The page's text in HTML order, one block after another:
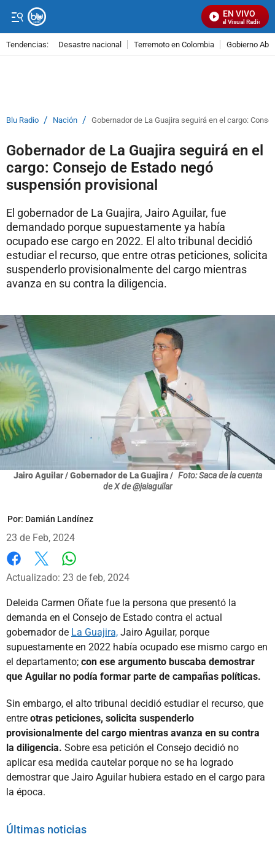
EN VIVO
Señal Visual Radio
Tendencias: Desastre nacional Terremoto en Colombia Gobierno
Blu Radio / Nación / Gobernador de La Guajira seguirá en el cargo:
Gobernador de La Guajira seguirá en el
cargo: Consejo de Estado negó
suspensión provisional
El gobernador de La Guajira, Jairo Aguilar, fue
demandado porque supuestamente ya había
ocupado ese cargo en 2022. El alto tribunal decidió
estudiar el recurso, que entre otras peticiones, solicita
suspenderlo provisionalmente del cargo mientras
avanza en su contra la diligencia.
Jairo Aguilar / Gobernador de La Guajira / Foto: Saca de la cuenta
de X de @jaiaguilar
Por: Damián Landínez
23 de Feb, 2024
Facebook
X
Actualizado: 23 de feb, 2024
Deleida Carmen Oñate fue la persona que presentó la
demanda en el Consejo de Estado contra el actual
gobernador de La Guajira, Jairo Aguilar, porque
supuestamente en 2022 había ocupado ese mismo cargo en
el departamento; con ese argumento buscaba demostrar
que Aguilar no podía formar parte de campañas políticas.
Sin embargo, el alto tribunal decidió estudiar el recurso, que
entre otras peticiones, solicita suspenderlo
provisionalmente del cargo mientras avanza en su contra
la diligencia. Sobre esa petición el Consejo decidió no
aplicar esa medida cautelar porque no se ha logrado
demostrar que Jairo Aguilar hubiera estado en el cargo para
la época.
Últimas noticias